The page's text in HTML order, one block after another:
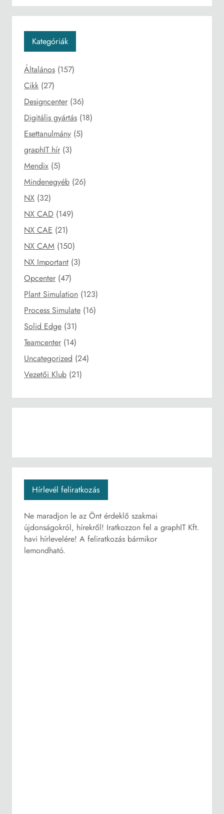
Kategóriák
Általános (157)
Cikk (27)
Designcenter (36)
Digitális gyártás (18)
Esettanulmány (5)
graphIT hír (3)
Mendix (5)
Mindenegyéb (26)
NX (32)
NX CAD (149)
NX CAE (21)
NX CAM (150)
NX Important (3)
Opcenter (47)
Plant Simulation (123)
Process Simulate (16)
Solid Edge (31)
Teamcenter (14)
Uncategorized (24)
Vezetői Klub (21)
Hírlevél feliratkozás
Ne maradjon le az Önt érdeklő szakmai
újdonságokról, hírekről! Iratkozzon fel a graphIT Kft.
havi hírlevelére! A feliratkozás bármikor
lemondható.